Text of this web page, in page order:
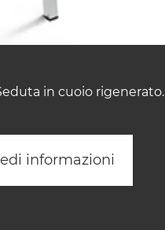
in cuoio rigenerato.
informazioni